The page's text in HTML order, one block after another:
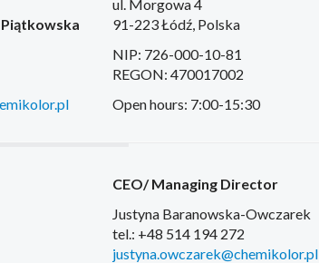
ul. Morgowa 4
91-223 Łódź, Polska
NIP: 726-000-10-81
REGON: 470017002
Open hours: 7:00-15:30
CEO/ Managing Director
Justyna Baranowska-Owczarek
tel.: +48 514 194 272
justyna.owczarek@chemikolor.pl